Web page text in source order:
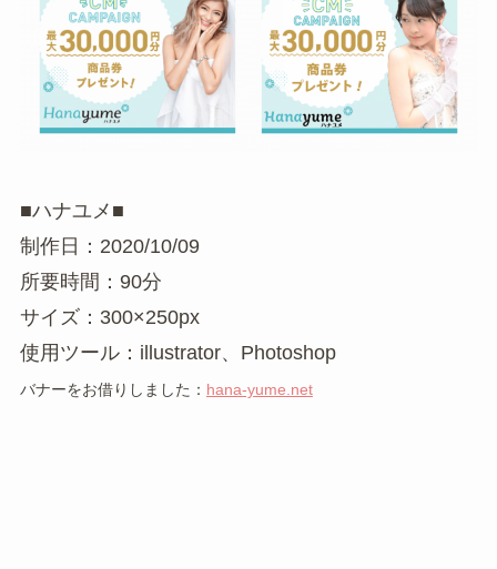
■ハナユメ■
制作日：2020/10/09
所要時間：90分
サイズ： 300×250px
使用ツール：illustrator、Photoshop
バナーをお借りしました： hana-yume.net